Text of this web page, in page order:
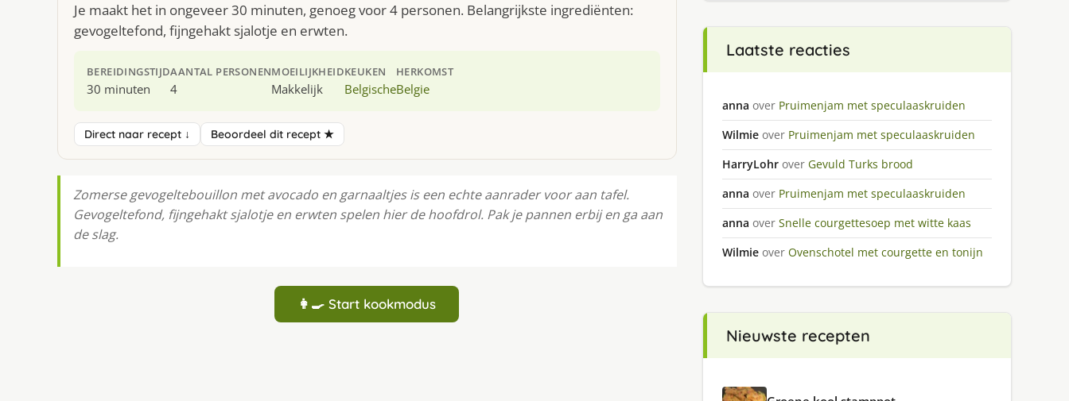
Je maakt het in ongeveer 30 minuten, genoeg voor 4 personen. Belangrijkste ingrediënten:
gevogeltefond, fijngehakt sjalotje en erwten.
BEREIDINGSTIJD
30 minuten
AANTAL PERSONEN
4
MOEILIJKHEID
Makkelijk
KEUKEN
Belgische
HERKOMST
Belgie
Direct naar recept ↓ Beoordeel dit recept ★
Zomerse gevogeltebouillon met avocado en garnaaltjes is een echte aanrader voor aan tafel.
Gevogeltefond, fijngehakt sjalotje en erwten spelen hier de hoofdrol. Pak je pannen erbij en ga aan
de slag.
👩‍🍳 Start kookmodus
Laatste reacties
anna over Pruimenjam met speculaaskruiden
Wilmie over Pruimenjam met speculaaskruiden
HarryLohr over Gevuld Turks brood
anna over Pruimenjam met speculaaskruiden
anna over Snelle courgettesoep met witte kaas
Wilmie over Ovenschotel met courgette en tonijn
Nieuwste recepten